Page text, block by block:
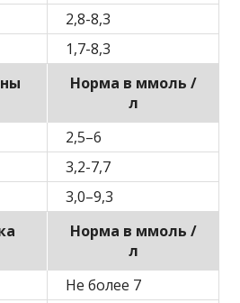
2,8-8,3
1,7-8,3
Норма в ммоль /
л
2,5–6
3,2-7,7
3,0–9,3
Норма в ммоль /
л
Не более 7